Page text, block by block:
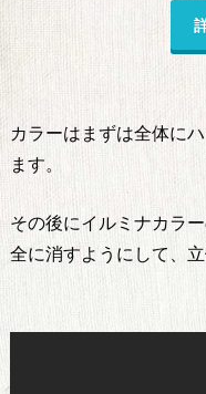
カラーはまずは全体に
ます。
その後にイルミナカラ
全に消すようにして、